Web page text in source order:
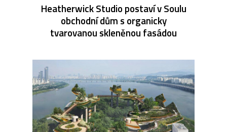
Heatherwick Studio postaví v Soulu
obchodní dům s organicky
tvarovanou skleněnou fasádou